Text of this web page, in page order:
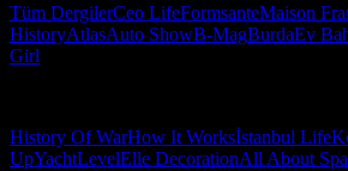
Tüm DergilerCeo LifeFormsanteMaison
HistoryAtlasAuto ShowB-MagBurdaEv
Girl
History Of WarHow It Worksİstanbul Life
UpYachtLevelElle DecorationAll About